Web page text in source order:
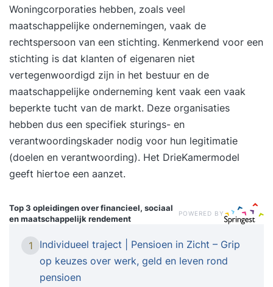
Woningcorporaties hebben, zoals veel
maatschappelijke ondernemingen, vaak de
rechtspersoon van een stichting. Kenmerkend voor een
stichting is dat klanten of eigenaren niet
vertegenwoordigd zijn in het bestuur en de
maatschappelijke onderneming kent vaak een vaak
beperkte tucht van de markt. Deze organisaties
hebben dus een specifiek sturings- en
verantwoordingskader nodig voor hun legitimatie
(doelen en verantwoording). Het DrieKamermodel
geeft hiertoe een aanzet.
Top 3 opleidingenover financieel, sociaal
en maatschappelijk rendement
POWERED BY
1
Individueel traject | Pensioen in Zicht – Grip
op keuzes over werk, geld en leven rond
pensioen